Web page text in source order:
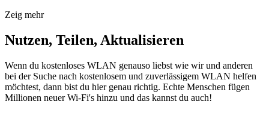
Zeig mehr
Nutzen, Teilen, Aktualisieren
Wenn du kostenloses WLAN genauso liebst wie wir und anderen
bei der Suche nach kostenlosem und zuverlässigem WLAN helfen
möchtest, dann bist du hier genau richtig. Echte Menschen fügen
Millionen neuer Wi-Fi's hinzu und das kannst du auch!